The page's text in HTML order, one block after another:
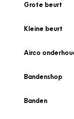
Grote beurt
Kleine beurt
Airco
Bandenshop
Banden